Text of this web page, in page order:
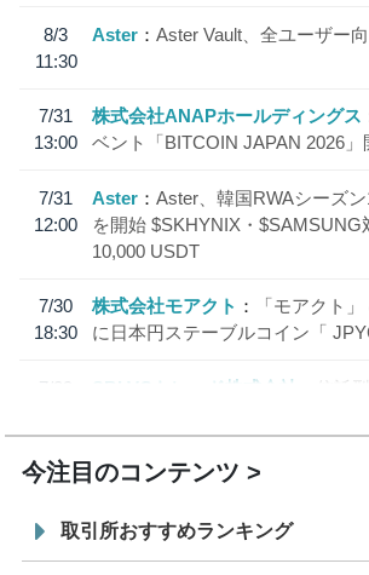
8/3
11:30
Aster Aster Vault、全ユーザー
7/31
13:00
株式会社ANAPホールディングス
ベント「BITCOIN JAPAN 2026」
7/31
12:00
Aster
Aster、韓国RWAシーズ
を開始 $SKHYNIX・$SAMSUNG
10,000 USDT
7/30
18:30
株式会社モアクト
「モアクト
に日本円ステーブルコイン「
7/29
SBI VCトレード株式会社
信託
今注目のコンテンツ
取引所おすすめランキング